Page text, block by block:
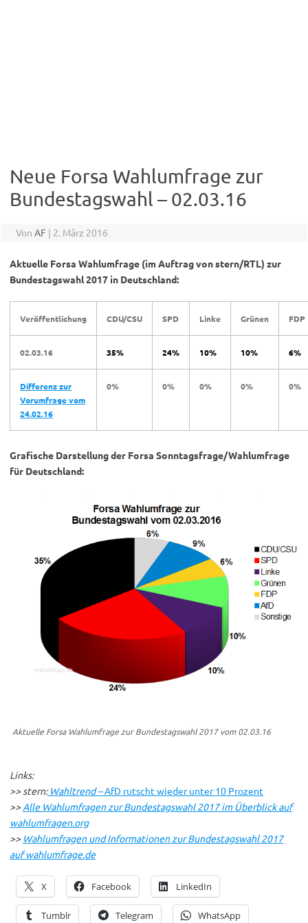
Neue Forsa Wahlumfrage zur
Bundestagswahl – 02.03.16
Von AF | 2. März 2016
Aktuelle Forsa Wahlumfrage (im Auftrag von stern/RTL) zur
Bundestagswahl 2017 in Deutschland:
Veröffentlichung CDU/CSU SPD Linke Grünen FDP
02.03.16 35% 24% 10% 10% 6%
Differenz zur
Vorumfrage vom
24.02.16
0% 0% 0% 0% 0%
Grafische Darstellung der Forsa Sonntagsfrage/Wahlumfrage
für Deutschland:
Aktuelle Forsa Wahlumfrage zur Bundestagswahl 2017 vom 02.03.16
Links:
>> stern:Wahltrend –AfD rutscht wieder unter 10 Prozent
>>Alle Wahlumfragen zur Bundestagswahl 2017 im Überblick auf
wahlumfragen.org
>> Wahlumfragen und Informationen zur Bundestagswahl 2017
auf wahlumfrage.de
X Facebook LinkedIn
Tumblr Telegram WhatsApp